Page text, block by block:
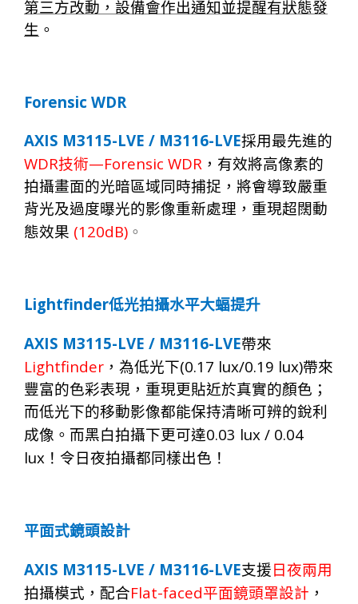
第三方改動 ， 設備會作出通知並提醒有狀態發
生 。
Forensic WDR
AXIS M3115-LVE / M3116-LVE採用最先進的
WDR技術—Forensic WDR ，有效將高像素的
拍攝畫面的光暗區域同時捕捉，將會導致嚴重
背光及過度曝光的影像重新處理，重現超闊動
態效果 (120dB) 。
Lightfinder低光拍攝水平大蝠提升
AXIS M3115-LVE / M3116-LVE帶來
Lightfinder ， 為低光下(0.17 lux/0.19 lux)帶來
豐富的色彩表現 ， 重現更貼近於真實的顏色；
而低光下的移動影像都能保持清晰可辨的銳利
成像 。 而黑白拍攝下更可達0.03 lux / 0.04
lux ！ 令日夜拍攝都同樣出色 ！
平面式鏡頭設計
AXIS M3115-LVE / M3116-LVE支援 日夜兩用
拍攝模式，配合Flat-faced平面鏡頭罩設計 ，